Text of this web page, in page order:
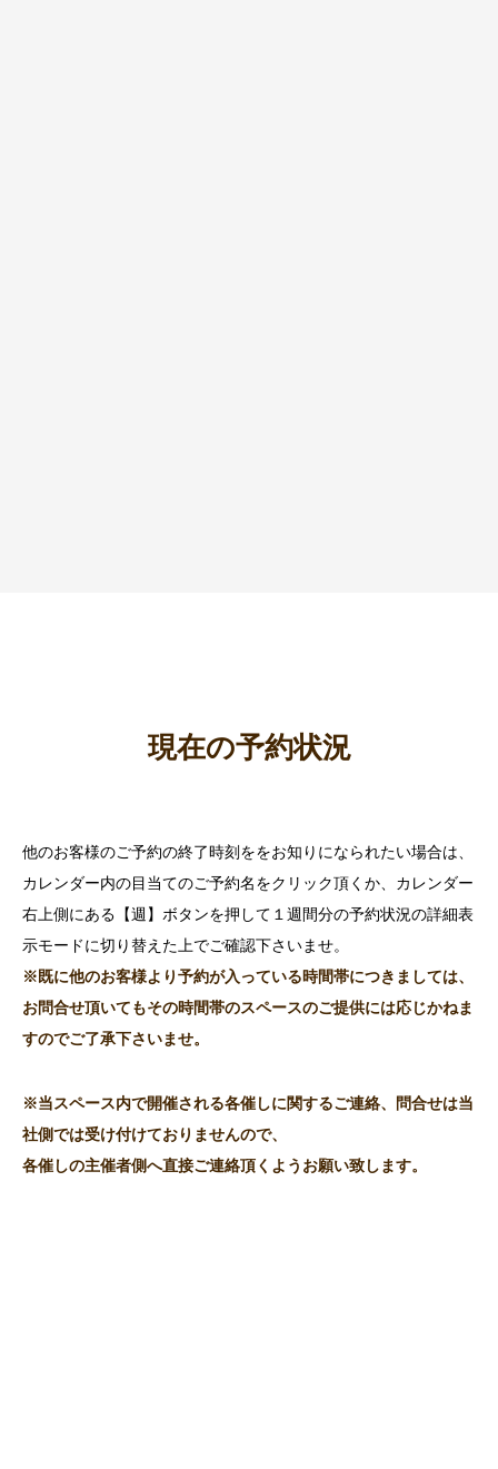
現在の予約状況
他のお客様のご予約の終了時刻ををお知りになられたい場合は、
カレンダー内の目当てのご予約名をクリック頂くか、カレンダー
右上側にある【週】ボタンを押して１週間分の予約状況の詳細表
示モードに切り替えた上でご確認下さいませ。
※既に他のお客様より予約が入っている時間帯につきましては、
お問合せ頂いてもその時間帯のスペースのご提供には応じかねま
すのでご了承下さいませ。
※当スペース内で開催される各催しに関するご連絡、問合せは当
社側では受け付けておりませんので、
各催しの主催者側へ直接ご連絡頂くようお願い致します。